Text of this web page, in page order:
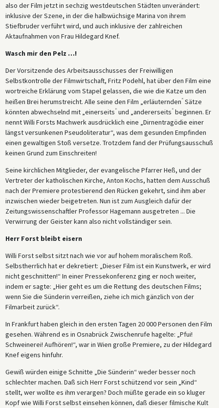
also der Film jetzt in sechzig westdeutschen Städten unverändert:
inklusive der Szene, in der die halbwüchsige Marina von ihrem
Stiefbruder verführt wird, und auch inklusive der zahlreichen
Aktaufnahmen von Frau Hildegard Knef.
Wasch mir den Pelz …!
Der Vorsitzende des Arbeitsausschusses der Freiwilligen
Selbstkontrolle der Filmwirtschaft, Fritz Podehl, hat über den Film eine
wortreiche Erklärung vom Stapel gelassen, die wie die Katze um den
heißen Brei herumstreicht. Alle seine den Film „erläuternden“Sätze
könnten abwechselnd mit „einerseits“und „andererseits“beginnen. Er
nennt Willi Forsts Machwerk ausdrücklich eine „Dirnentragödie einer
längst versunkenen Pseudoliteratur“, was dem gesunden Empfinden
einen gewaltigen Stoß versetze. Trotzdem fand der Prüfungsausschuß
keinen Grund zum Einschreiten!
Seine kirchlichen Mitglieder, der evangelische Pfarrer Heß, und der
Vertreter der katholischen Kirche, Anton Kochs, hatten dem Ausschuß
nach der Premiere protestierend den Rücken gekehrt, sind ihm aber
inzwischen wieder beigetreten. Nun ist zum Ausgleich dafür der
Zeitungswissenschaftler Professor Hagemann ausgetreten ... Die
Verwirrung der Geister kann also nicht vollständiger sein.
Herr Forst bleibt eisern
Willi Forst selbst sitzt nach wie vor auf hohem moralischem Roß.
Selbstherrlich hat er dekretiert: „Dieser Film ist ein Kunstwerk, er wird
nicht geschnitten!“ In einer Pressekonferenz ging er noch weiter,
indem er sagte: „Hier geht es um die Rettung des deutschen Films;
wenn Sie die Sünderin verreißen, ziehe ich mich gänzlich von der
Filmarbeit zurück“.
In Frankfurt haben gleich in den ersten Tagen 20 000 Personen den Film
gesehen. Während es in Osnabrück Zwischenrufe hagelte: „Pfui!
Schweinerei! Aufhören!“, war in Wien große Premiere, zu der Hildegard
Knef eigens hinfuhr.
Gewiß würden einige Schnitte „Die Sünderin“ weder besser noch
schlechter machen. Daß sich Herr Forst schützend vor sein „Kind“
stellt, wer wollte es ihm verargen? Doch müßte gerade ein so kluger
Kopf wie Willi Forst selbst einsehen können, daß dieser filmische Kult